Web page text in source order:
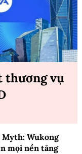
thương vụ
Myth: Wukong
mọi nền tảng